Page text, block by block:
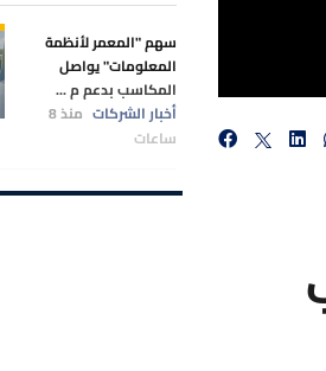
سهم "المعمر لأنظمة
المعلومات" يواصل
المكاسب بدعم م ...
أخبار الشركات
منذ 8
ساعات